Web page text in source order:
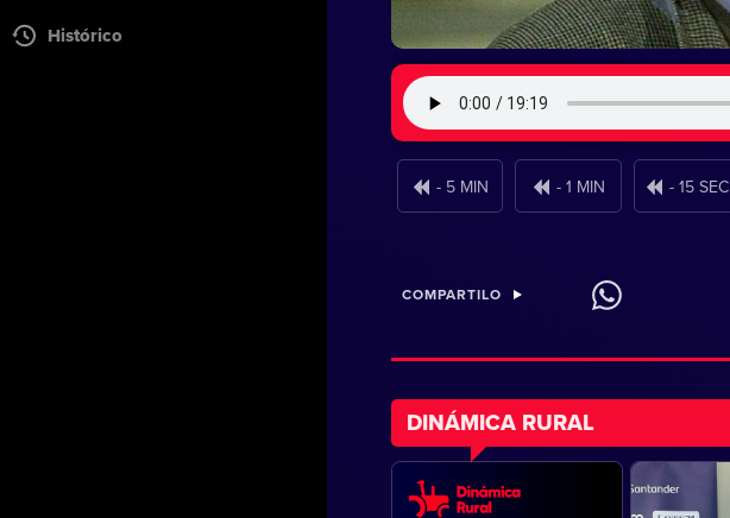
Histórico
- 5 MIN - 1 MIN - 15 SEC
COMPARTILO
DINÁMICA RURAL